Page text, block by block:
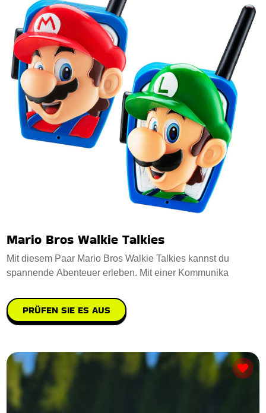
Mario Bros Walkie Talkies
Mit diesem Paar Mario Bros Walkie Talkies kannst du
spannende Abenteuer erleben. Mit einer Kommunika
PRÜFEN SIE ES AUS